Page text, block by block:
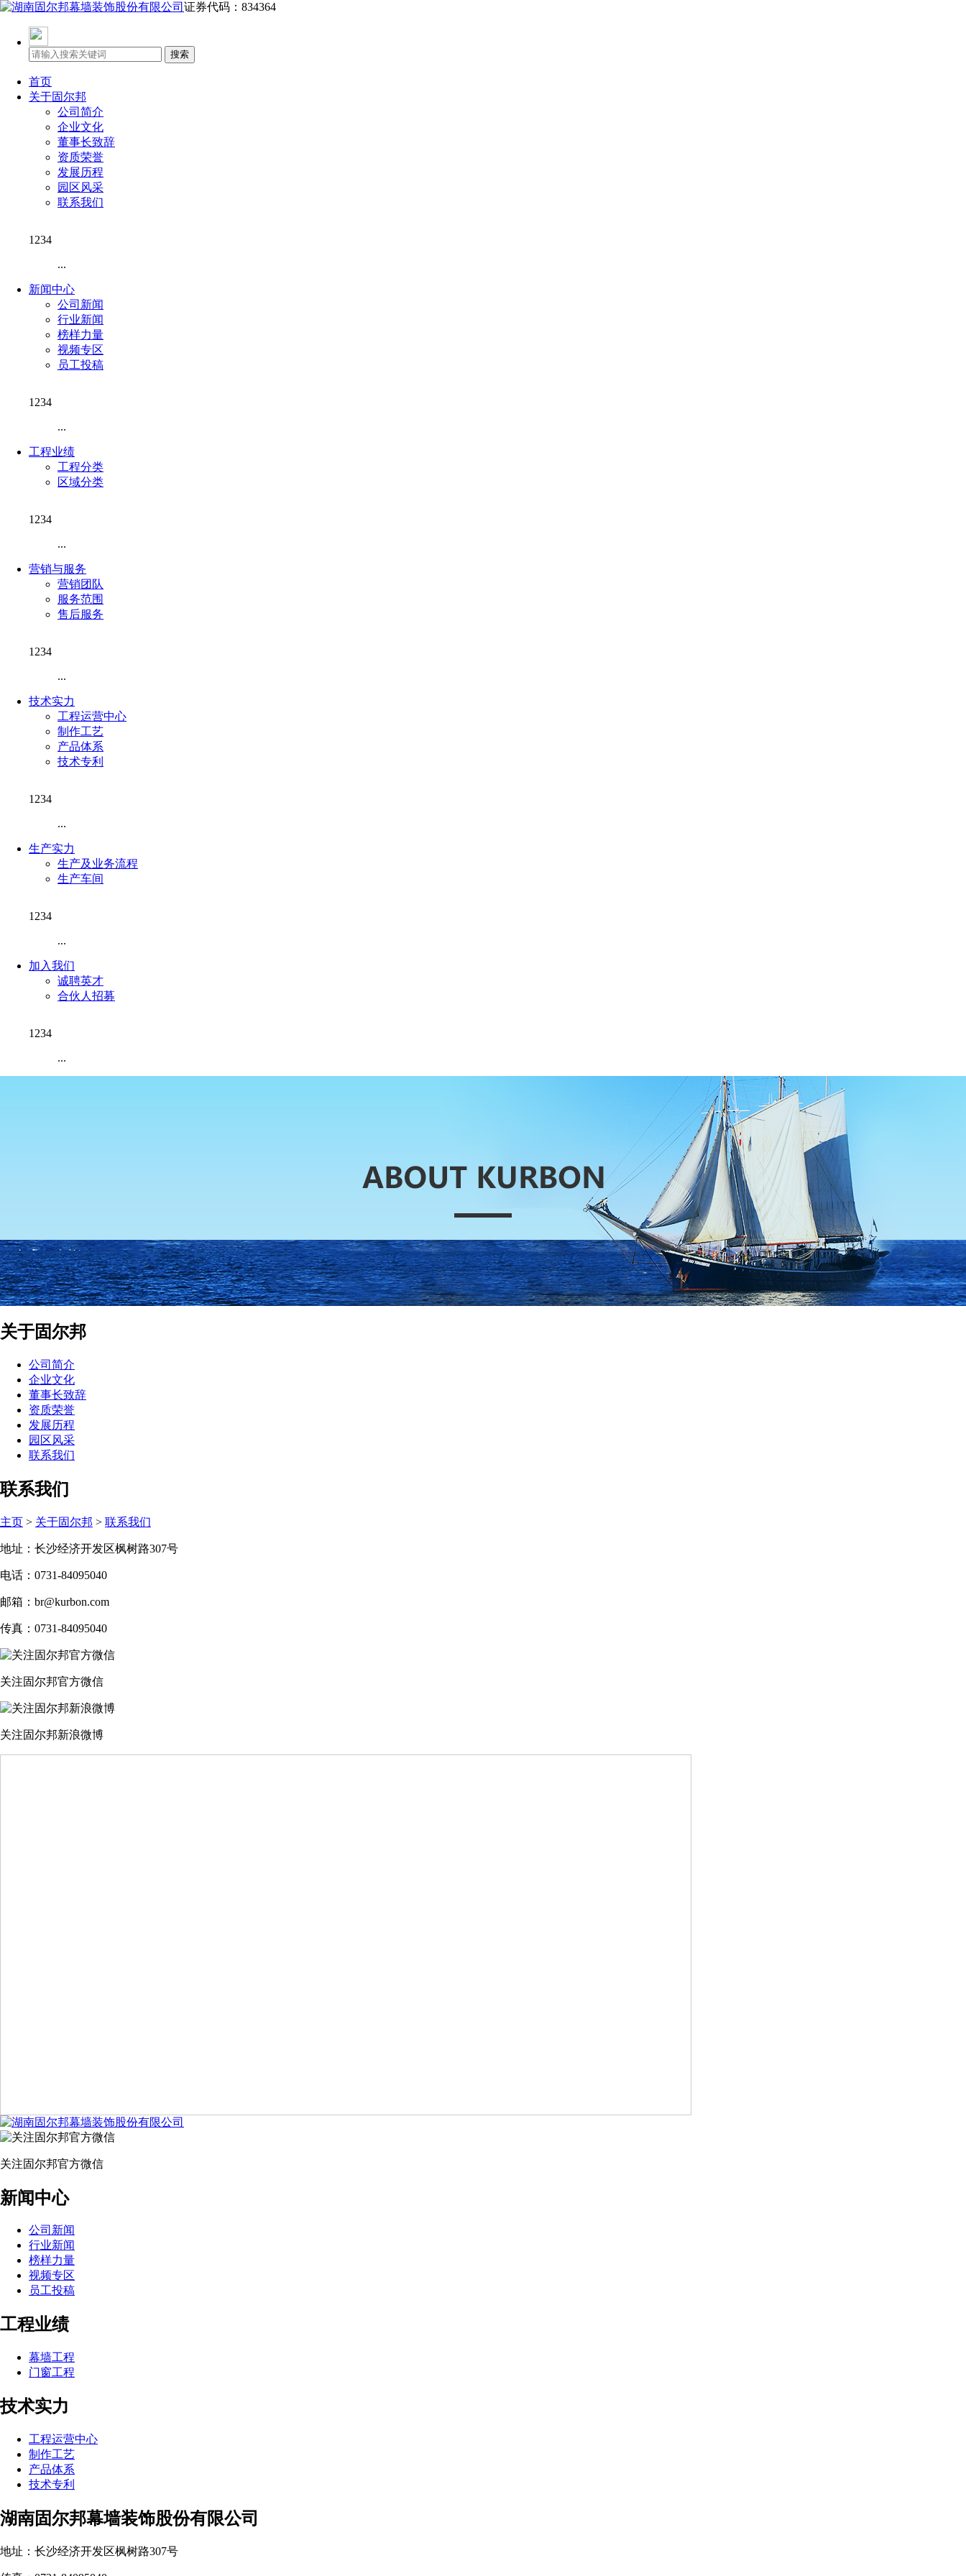
证券代码：834364
首页
关于固尔邦
公司简介
企业文化
董事长致辞
资质荣誉
发展历程
园区风采
联系我们
1234
...
新闻中心
公司新闻
行业新闻
榜样力量
视频专区
员工投稿
1234
...
工程业绩
工程分类
区域分类
1234
...
营销与服务
营销团队
服务范围
售后服务
1234
...
技术实力
工程运营中心
制作工艺
产品体系
技术专利
1234
...
生产实力
生产及业务流程
生产车间
1234
...
加入我们
诚聘英才
合伙人招募
1234
...
关于固尔邦
公司简介
企业文化
董事长致辞
资质荣誉
发展历程
园区风采
联系我们
联系我们
主页 > 关于固尔邦 > 联系我们
地址：长沙经济开发区枫树路307号
电话：0731-84095040
邮箱：br@kurbon.com
传真：0731-84095040
关注固尔邦官方微信
关注固尔邦新浪微博
关注固尔邦官方微信
新闻中心
公司新闻
行业新闻
榜样力量
视频专区
员工投稿
工程业绩
幕墙工程
门窗工程
技术实力
工程运营中心
制作工艺
产品体系
技术专利
湖南固尔邦幕墙装饰股份有限公司
地址：长沙经济开发区枫树路307号